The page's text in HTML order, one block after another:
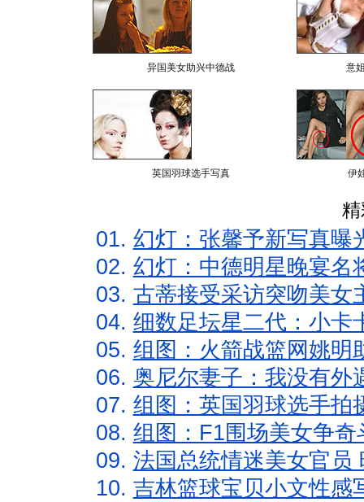
异国美女助兴中德战 意
英国羽球选手写真 伊
01. 幻灯：张馨予新写真曝
02. 幻灯：中德明星晚宴名
03. 古蒂接受采访突吻美女
04. 细数足坛星二代：小卡
05. 组图：火箭战篮网姚明
06. 奥尼尔妻子：我没有外
07. 组图：英国羽球选手拍
08. 组图：F1围场美女争
09. 法国总统情迷美女官员
10. 吉林篮球宝贝小文性感